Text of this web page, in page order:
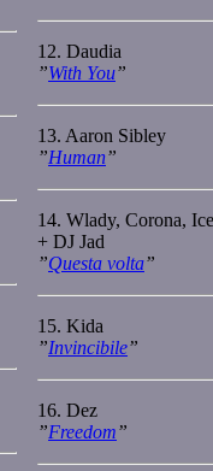
12. Daudia
”With You”
13. Aaron Sibley
”Human”
14. Wlady, Corona,
+ DJ Jad
”Questa volta”
15. Kida
”Invincibile”
16. Dez
”Freedom”